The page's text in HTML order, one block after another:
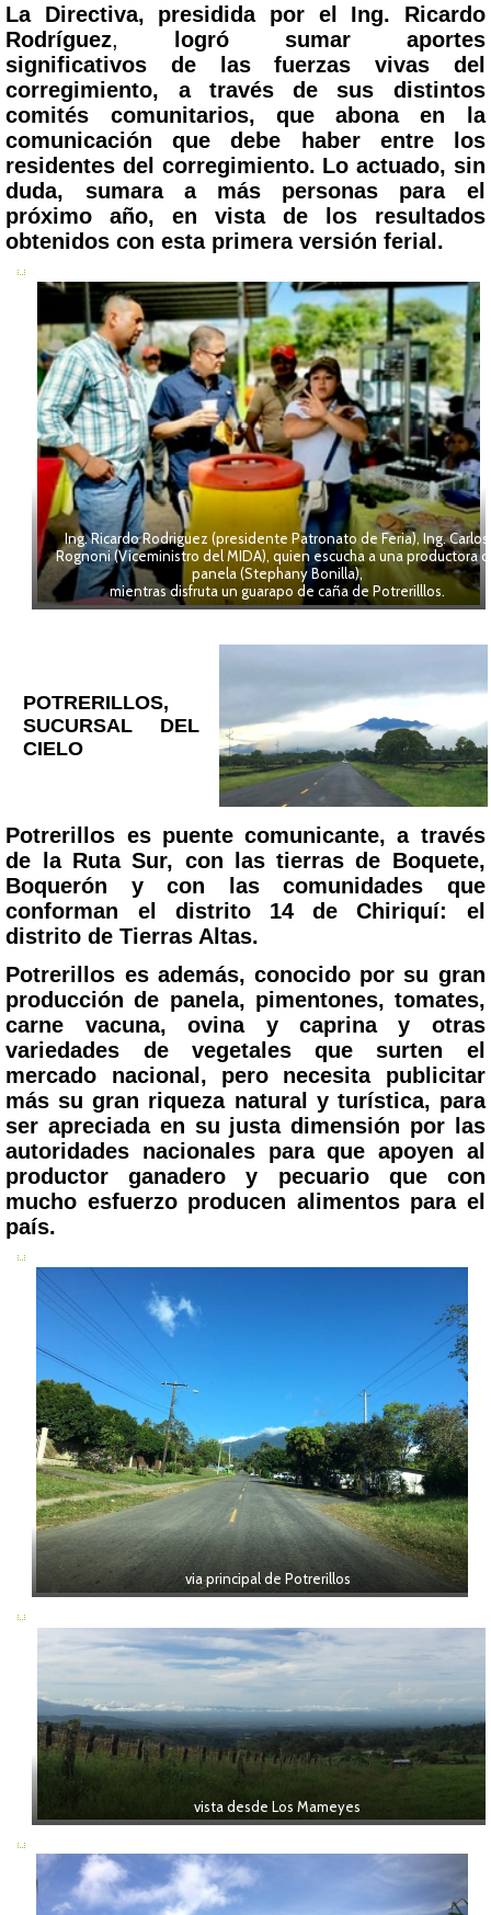
La Directiva, presidida por el Ing. Ricardo
Rodríguez,
logró sumar aportes
significativos de las fuerzas vivas del
corregimiento, a través de sus distintos
comités comunitarios, que abona en la
comunicación que debe haber entre los
residentes del corregimiento. Lo actuado, sin
duda, sumara a más personas para el
próximo año,
en vista de los resultados
obtenidos con esta primera versión ferial.
Ing. Ricardo Rodriguez (presidente Patronato de Feria), Ing. Carlos
Rognoni (Viceministro del MIDA), quien escucha a una productora
panela (Stephany Bonilla),
mientras disfruta un guarapo de caña de Potrerilllos.
POTRERILLOS,
SUCURSAL DEL
CIELO
Potrerillos es puente comunicante, a través
de la Ruta Sur, con las tierras de Boquete,
Boquerón y con las comunidades que
conforman el distrito 14 de Chiriquí: el
distrito de Tierras Altas.
Potrerillos es además, conocido por su gran
producción de panela, pimentones, tomates,
carne vacuna, ovina y caprina y otras
variedades de vegetales que surten el
mercado nacional, pero necesita publicitar
más su gran riqueza natural y turística, para
ser apreciada en su justa dimensión por las
autoridades nacionales para que apoyen al
productor ganadero y pecuario que con
mucho esfuerzo producen alimentos para el
país.
via principal de Potrerillos
vista desde Los Mameyes